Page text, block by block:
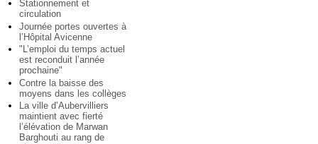
Stationnement et
circulation
Journée portes ouvertes à
l’Hôpital Avicenne
"L’emploi du temps actuel
est reconduit l’année
prochaine"
Contre la baisse des
moyens dans les collèges
La ville d’Aubervilliers
maintient avec fierté
l’élévation de Marwan
Barghouti au rang de